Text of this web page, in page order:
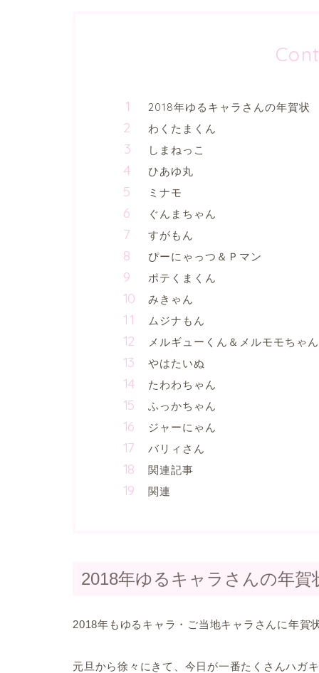
2018年ゆるキャラさんの年賀状
わくたまくん
しまねっこ
ひあゆ丸
ミナモ
ぐんまちゃん
すがもん
ぴーにゃっつ＆Ｐマン
ポテくまくん
みきゃん
ムジナもん
メルギューくん＆メルモモちゃん
やはたいぬ
たわわちゃん
ふっかちゃん
ジャーにゃん
バリィさん
関連記事
関連
2018年ゆるキャラさんの年賀
2018年もゆるキャラ・ご当地キャラさんに年賀
元旦から徐々にきて、今日が一番たくさんハガ